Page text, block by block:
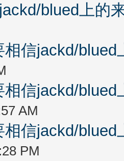
blued上的
相信jackd/
相信jackd/
AM
相信jackd/
PM